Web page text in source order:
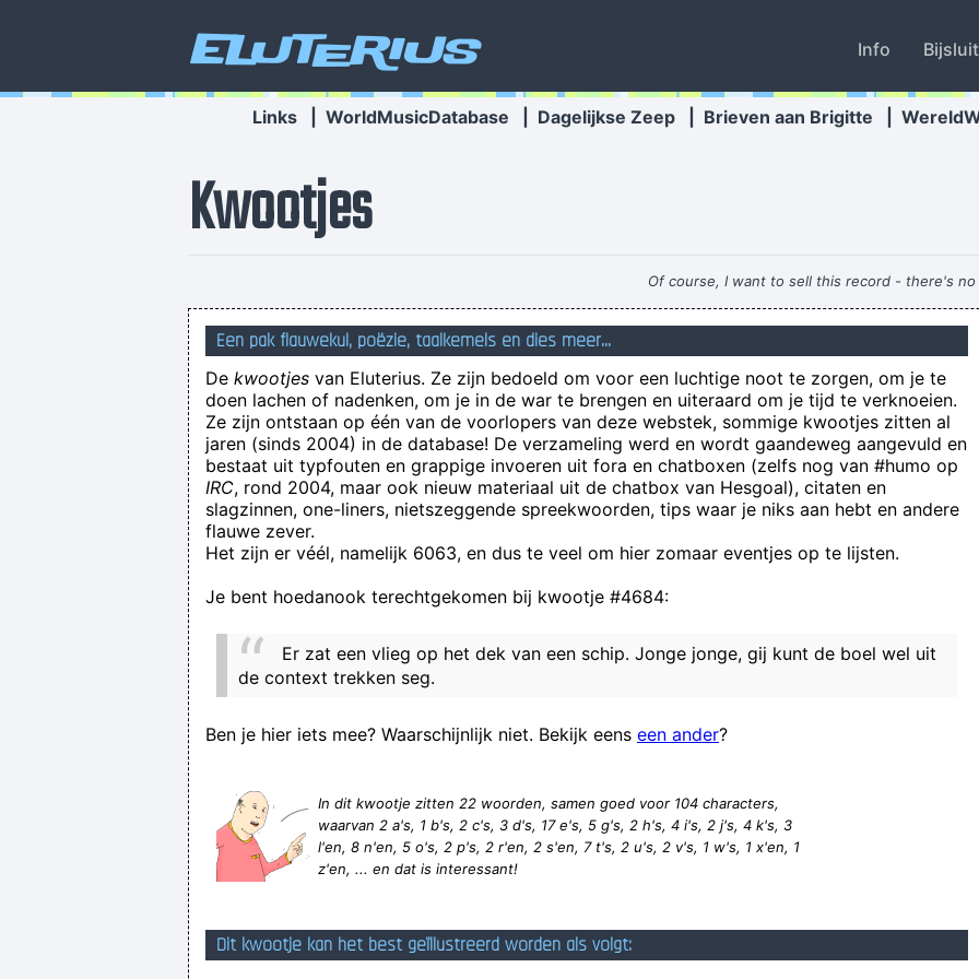
Eluterius Info
Links WorldMusicDatabase Dagelijkse Zeep Brieven aan Brigitte
Kwootjes
Of course, I want to sell this record - there's
Op basis van een scheet kan je
*** Father has quit IRC (Quit: Breathe in, breathe out,
Toch echt erg dat az vitas en Feyenoord niet eens playoff
Wil
nadat de tafel haar val brak, za ze de hele dag
Een pak flauwekul, poëzie, taalkemels en dies meer...
De kwootjes van Eluterius. Ze zijn bedoeld om voor een luchtige noot te zorgen, om je te
doen lachen of nadenken, om je in de war te brengen en uiteraard om je tijd te verknoeien.
Ze zijn ontstaan op één van de voorlopers van deze webstek, sommige kwootjes zitten al
jaren (sinds 2004) in de database! De verzameling werd en wordt gaandeweg aangevuld en
bestaat uit typfouten en grappige invoeren uit fora en chatboxen (zelfs nog van #humo op
IRC, rond 2004, maar ook nieuw materiaal uit de chatbox van Hesgoal), citaten en
slagzinnen, one-liners, nietszeggende spreekwoorden, tips waar je niks aan hebt en andere
flauwe zever.
Het zijn er véél, namelijk 6063, en dus te veel om hier zomaar eventjes op te lijsten.
Je bent hoedanook terechtgekomen bij kwootje #4684:
Er zat een vlieg op het dek van een schip. Jonge jonge, gij kunt de boel wel uit
de context trekken seg.
Ben je hier iets mee? Waarschijnlijk niet. Bekijk eens een ander?
In dit kwootje zitten 22 woorden, samen goed voor 104 characters,
waarvan 2 a's, 1 b's, 2 c's, 3 d's, 17 e's, 5 g's, 2 h's, 4 i's, 2 j's, 4 k's, 3
l'en, 8 n'en, 5 o's, 2 p's, 2 r'en, 2 s'en, 7 t's, 2 u's, 2 v's, 1 w's, 1 x'en, 1
z'en, ... en dat is interessant!
Dit kwootje kan het best geïllustreerd worden als volgt: